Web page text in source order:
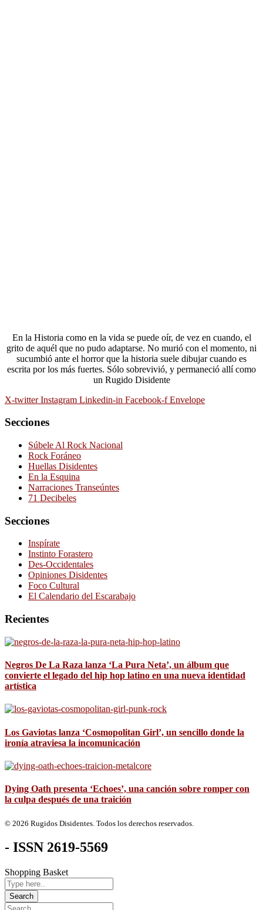
En la Historia como en la vida se puede oír, de vez en cuando, el
grito de aquél que no pudo adaptarse. No murió con el momento, ni
sucumbió ante el horror que la historia suele dibujar cuando es
escrita por los más fuertes. Sólo sobrevivió, y permaneció allí como
un Rugido Disidente
X-twitter Instagram Linkedin-in Facebook-f Envelope
Secciones
Súbele Al Rock Nacional
Rock Foráneo
Huellas Disidentes
En la Esquina
Narraciones Transeúntes
71 Decibeles
Secciones
Inspírate
Instinto Forastero
Des-Occidentales
Opiniones Disidentes
Foco Cultural
El Calendario del Escarabajo
Recientes
Negros De La Raza lanza ‘La Pura Neta’, un álbum que
convierte el legado del hip hop latino en una nueva identidad
artística
Los Gaviotas lanza ‘Cosmopolitan Girl’, un sencillo donde la
ironía atraviesa la incomunicación
Dying Oath presenta ‘Echoes’, una canción sobre romper con
la culpa después de una traición
© 2026 Rugidos Disidentes. Todos los derechos reservados.
- ISSN 2619-5569
Shopping Basket